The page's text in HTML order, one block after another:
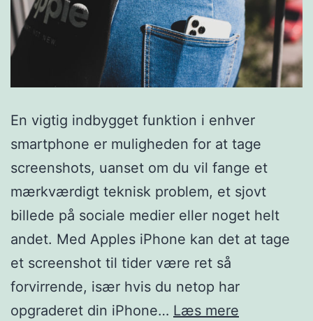
En vigtig indbygget funktion i enhver
smartphone er muligheden for at tage
screenshots, uanset om du vil fange et
mærkværdigt teknisk problem, et sjovt
billede på sociale medier eller noget helt
andet. Med Apples iPhone kan det at tage
et screenshot til tider være ret så
forvirrende, især hvis du netop har
opgraderet din iPhone… Læs mere